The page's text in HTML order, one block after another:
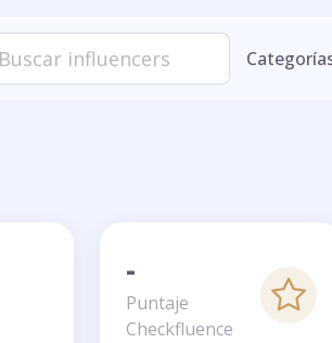
-
Puntaje
Checkfluence